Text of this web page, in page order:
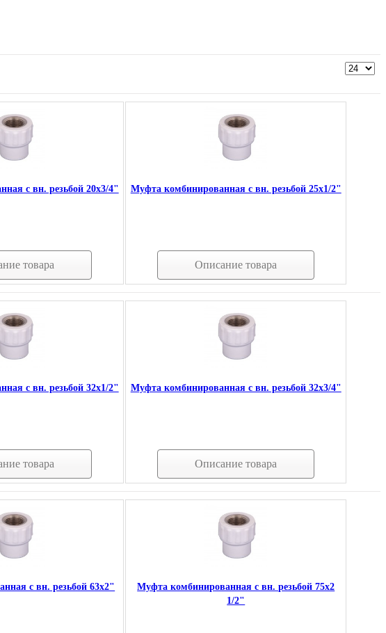
с вн. резьбой 20х3/4"
товара
Муфта комбинированная с вн. резьбой 25х1/2"
Описание товара
с вн. резьбой 32х1/2"
товара
Муфта комбинированная с вн. резьбой 32х3/4"
Описание товара
с вн. резьбой 63х2"
Муфта комбинированная с вн. резьбой 75х2
1/2"